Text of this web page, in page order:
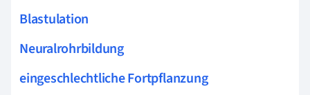
Blastulation
Neuralrohrbildung
eingeschlechtliche Fortpflanzung